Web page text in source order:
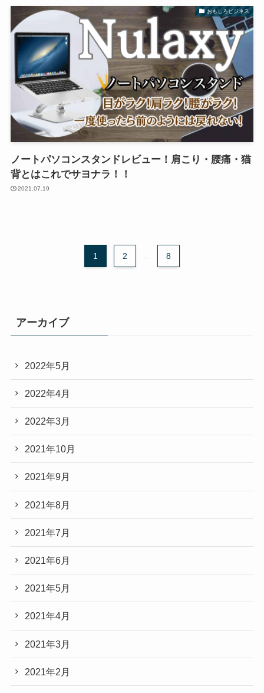
おもしろビジネス
ノートパソコンスタンドレビュー！肩こり・腰痛・猫
背とはこれでサヨナラ！！
2021.07.19
1 2 ... 8
アーカイブ
2022年5月
2022年4月
2022年3月
2021年10月
2021年9月
2021年8月
2021年7月
2021年6月
2021年5月
2021年4月
2021年3月
2021年2月